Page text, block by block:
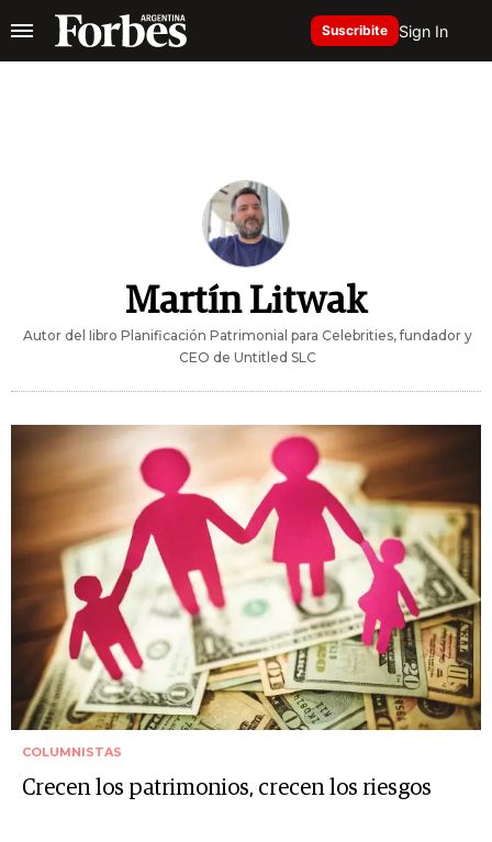
Suscribite Sign In
Martín Litwak
Autor del Iibro Planificación Patrimonial para Celebrities, fundador y
CEO de Untitled SLC
COLUMNISTAS
Crecen los patrimonios, crecen los riesgos